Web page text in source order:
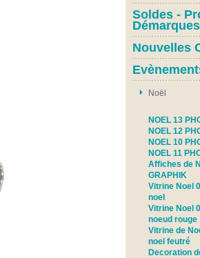
Soldes -
Démarques
Nouvelles
Noël
NOEL 13
NOEL 12
NOEL 10
NOEL 11
Affiches de
GRAPHIK
Vitrine Noel
noel
Vitrine Noel
noeud rouge
Vitrine de
noel feutré
Decoration